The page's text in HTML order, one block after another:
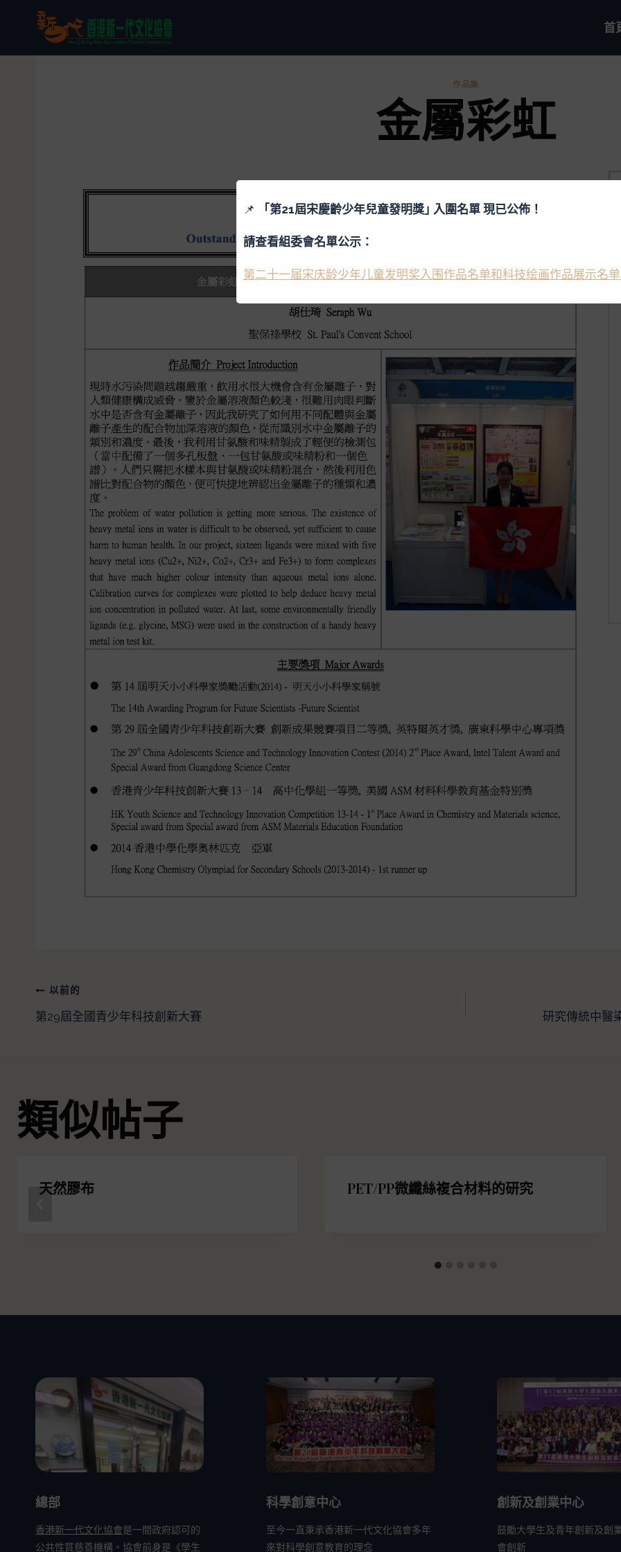
首
作品集
金屬彩虹
以前的
第29屆全國青少年科技創新大賽 研究傳統中醫
類似帖子
天然膠布 PET/PP微纖絲複合材料的研究
總部
香港新一代文化協會是一間政府認可的
公共性質慈善機構。協會前身是《學生
科學創意中心
至今一直秉承香港新一代文化協會多年
來對科學創意教育的理念
創新及創業中心
鼓勵大學生及青年創新及創
會創新
📌 「第21屆宋慶齡少年兒童發明獎｣ 入圍名單 現已公佈！
請查看組委會名單公示：
第二十一届宋庆龄少年儿童发明奖入围作品名单和科技绘画作品展示名